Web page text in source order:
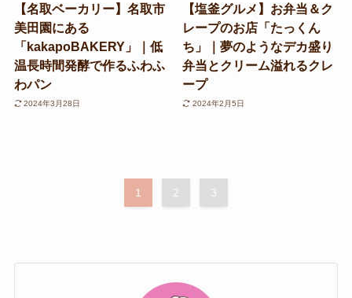
【名取ベーカリー】名取市
美田園にある
「kakapoBAKERY」｜低
温長時間発酵で作るふわふ
わパン
2024年3月28日
【塩釜グルメ】お弁当＆ク
レープのお店「たっくん
ち」｜夢のようなデカ盛り
弁当とクリーム溢れるクレ
ープ
2024年2月5日
1 2 3